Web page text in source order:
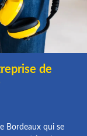
de
Bordeaux qui se